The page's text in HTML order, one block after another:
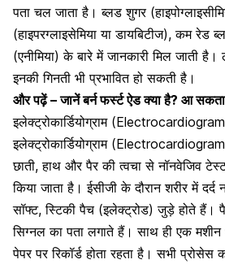
पता चल जाता है। ब्लड शुगर
(हाइपरग्लाइसेमिया या डायबिटीज), कमरेड
(एनीमिया) के बारे में जानकारी मिल जाती है।
इनकी गिनती भी प्रभावित हो सकती है।
और पढ़ें –जानें बर्न फर्स्ट ऐड क्या है? आ
इलेक्ट्रोकार्डियोग्राम
इलेक्ट्रोकार्डियोग्राम
छाती, हाथ और पैर की त्वचा से नॉनवेजिव
किया जाता है। ईसीजी के दौरान शरीर में दर्द
सॉफ्ट, स्टिकी पैच (इलेक्ट्रोड) जुड़े होते हैं।
सिग्नल का पता लगाते हैं। साथ ही एक मशीन
पेपर पर रिकॉर्ड होता रहता है। सभी